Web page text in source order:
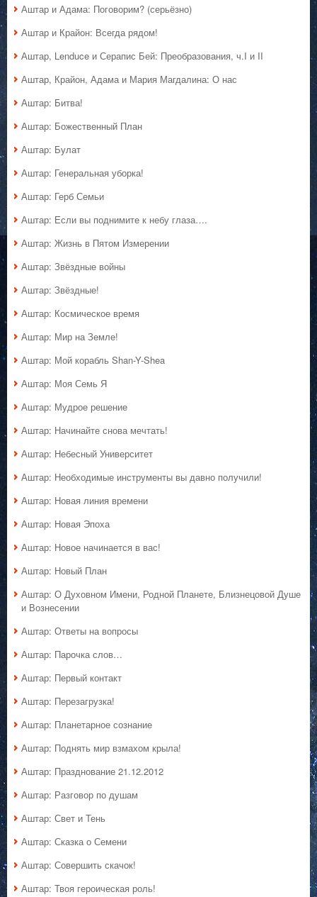
Аштар и Адама: Поговорим? (серьёзно)
Аштар и Крайон: Всегда рядом!
Аштар, Lenduce и Серапис Бей: Преобразования, ч.I и II
Аштар, Крайон, Адама и Мария Магдалина: О нас
Аштар: Битва!
Аштар: Божественный План
Аштар: Булат
Аштар: Генеральная уборка!
Аштар: Герб Семьи
Аштар: Если вы поднимите к небу глаза….
Аштар: Жизнь в Пятом Измерении
Аштар: Звёздные войны
Аштар: Звёздные!
Аштар: Космическое время
Аштар: Мир на Земле!
Аштар: Мой корабль Shan-Y-Shea
Аштар: Моя Семь Я
Аштар: Мудрое решение
Аштар: Начинайте снова мечтать!
Аштар: Небесный Университет
Аштар: Необходимые инструменты вы давно получили!
Аштар: Новая линия времени
Аштар: Новая Эпоха
Аштар: Новое начинается в вас!
Аштар: Новый План
Аштар: О Духовном Имени, Родной Планете, Близнецовой Душе
и Вознесении
Аштар: Ответы на вопросы
Аштар: Парочка слов…
Аштар: Первый контакт
Аштар: Перезагрузка!
Аштар: Планетарное сознание
Аштар: Поднять мир взмахом крыла!
Аштар: Празднование 21.12.2012
Аштар: Разговор по душам
Аштар: Свет и Тень
Аштар: Сказка о Семени
Аштар: Совершить скачок!
Аштар: Твоя героическая роль!